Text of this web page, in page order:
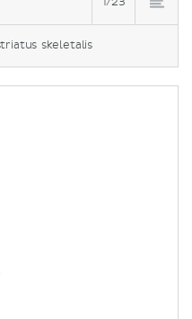
skeletalis